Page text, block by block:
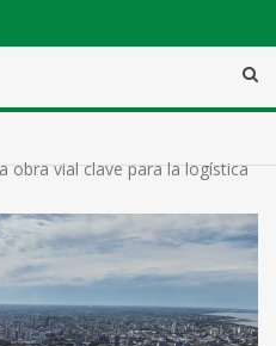
obra vial clave para la logística